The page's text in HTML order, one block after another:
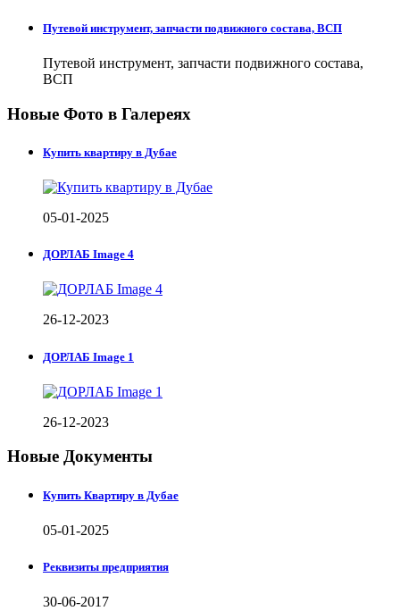
Путевой инструмент, запчасти подвижного состава, ВСП
Путевой инструмент, запчасти подвижного состава,
ВСП
Новые Фото в Галереях
Купить квартиру в Дубае
05-01-2025
ДОРЛАБ Image 4
26-12-2023
ДОРЛАБ Image 1
26-12-2023
Новые Документы
Купить Квартиру в Дубае
05-01-2025
Реквизиты предприятия
30-06-2017